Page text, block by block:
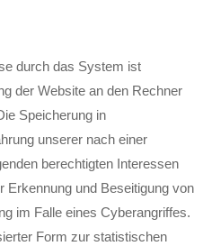
durch das System ist
der Website an den Rechner
Speicherung in
unserer nach einer
berechtigten Interessen
Erkennung und Beseitigung von
im Falle eines Cyberangriffes.
Form zur statistischen